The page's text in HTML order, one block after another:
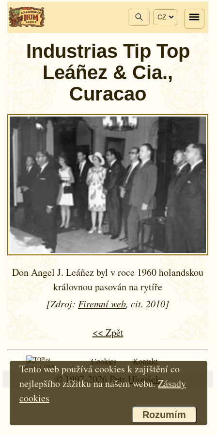
CZ
Industrias Tip Top
Leáñez & Cia.,
Curacao
Don Angel J. Leáñez byl v roce 1960 holandskou
královnou pasován na rytíře
[Zdroj: Firemní web, cit. 2010]
<< Zpět
Od roku 1997
Cookies Kontakt
© 1997-2026 Petr Hloušek
Tento web používá cookies k zajištění co
nejlepšího zážitku na našem webu.Zásady
cookies
Rozumím